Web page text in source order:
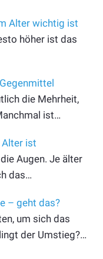
Alter wichtig ist
höher ist das
die Mehrheit,
ist…
ist
Augen. Je älter
das…
– geht das?
um sich das
der Umstieg?…